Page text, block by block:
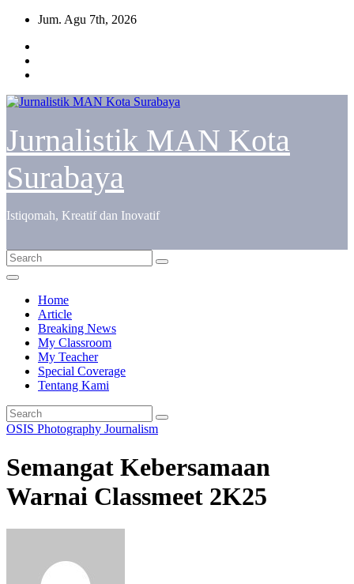
Skip
content
Jum. Agu 7th, 2026
Jurnalistik MAN Kota
Surabaya
Istiqomah, Kreatif dan Inovatif
Home
Article
Breaking News
My Classroom
My Teacher
Special Coverage
Tentang Kami
OSIS Photography Journalism
Semangat Kebersamaan
Warnai Classmeet 2K25